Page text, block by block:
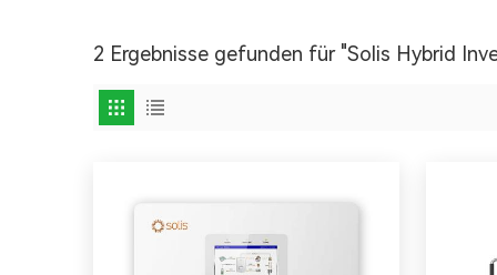
2 Ergebnisse gefunden für "Solis Hybrid